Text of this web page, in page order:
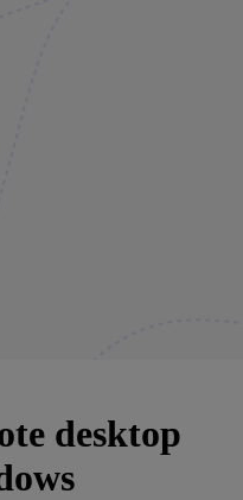
desktop